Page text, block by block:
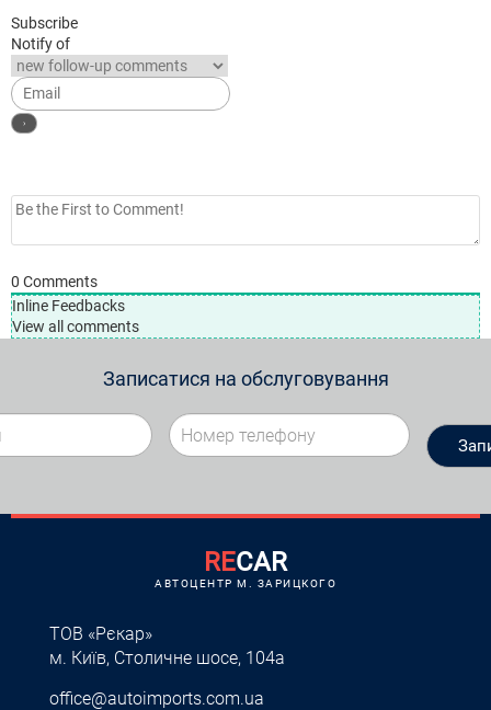
Subscribe
Notify of
0 Comments
Inline Feedbacks
View all comments
Записатися на обслуговування
RECAR
АВТОЦЕНТР M. ЗАРИЦКОГО
ТОВ «Рєкар»
м. Київ, Столичне шосе, 104а
office@autoimports.com.ua